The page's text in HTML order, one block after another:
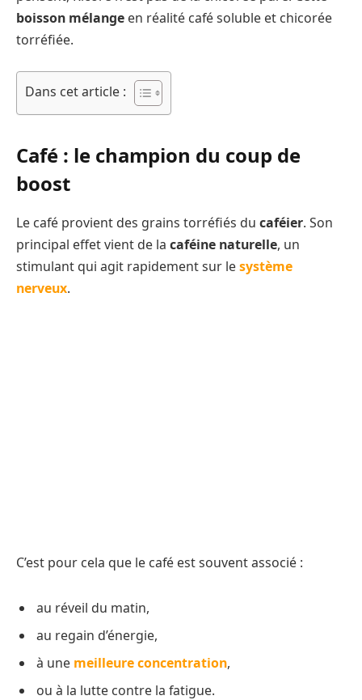
boisson mélange en réalité café soluble et chicorée
torréfiée.
Dans cet article :
Café : le champion du coup de
boost
Le café provient des grains torréfiés du caféier. Son
principal effet vient de la caféine naturelle, un
stimulant qui agit rapidement sur lesystème
nerveux.
C’est pour cela que le café est souvent associé :
au réveil du matin,
au regain d’énergie,
à une meilleure concentration,
ou à la lutte contre la fatigue.